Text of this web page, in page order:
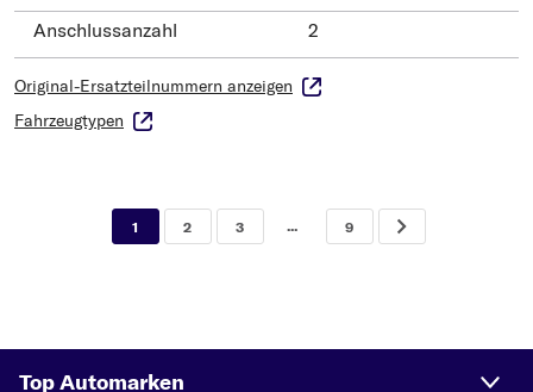
Anschlussanzahl
2
Original-Ersatzteilnummern anzeigen
Fahrzeugtypen
1 2 3 ... 9
Top Automarken